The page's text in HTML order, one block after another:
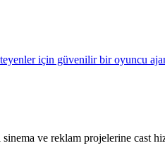
için güvenilir bir oyuncu
ve reklam projelerine cast